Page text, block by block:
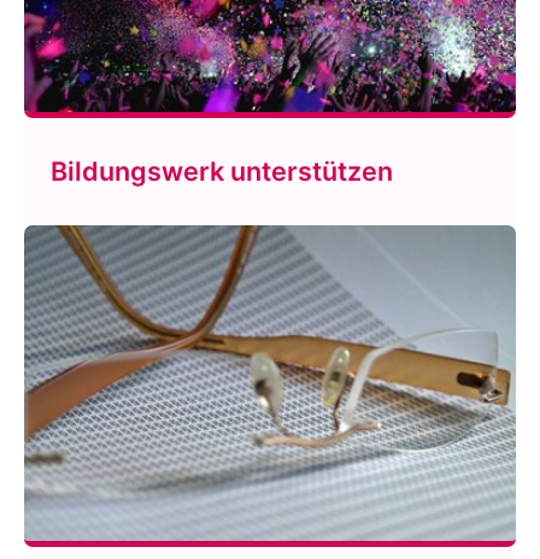
Bildungswerk unterstützen